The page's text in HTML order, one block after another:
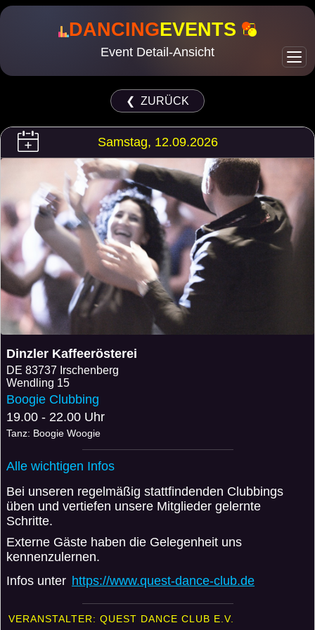
DANCINGEVENTS
Event Detail-Ansicht
❮ ZURÜCK
Samstag, 12.09.2026
Dinzler Kaffeerösterei
DE 83737 Irschenberg
Wendling 15
Boogie Clubbing
19.00 - 22.00 Uhr
Tanz: Boogie Woogie
Alle wichtigen Infos
Bei unseren regelmäßig stattfindenden Clubbings
üben und vertiefen unsere Mitglieder gelernte
Schritte.
Externe Gäste haben die Gelegenheit uns
kennenzulernen.
Infos unter https://www.quest-dance-club.de
VERANSTALTER: QUEST DANCE CLUB E.V.